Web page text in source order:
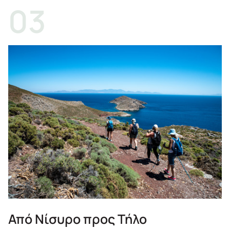
Από Νίσυρο προς Τήλο